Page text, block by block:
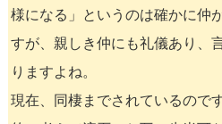
様になる」というのは確かに仲
すが、親しき仲にも礼儀あり、
りますよね。
現在、同棲までされているので